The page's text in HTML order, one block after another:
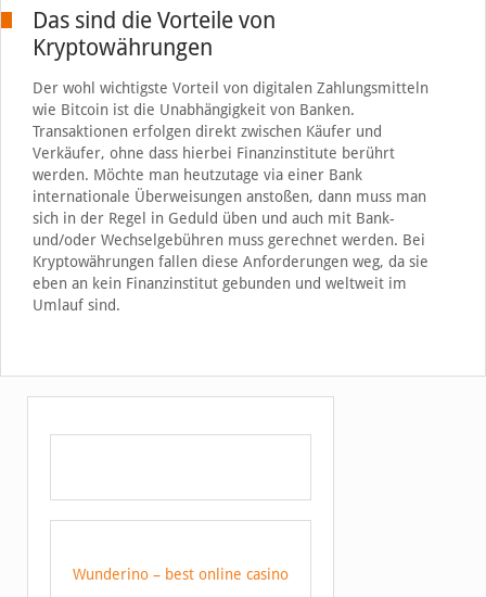
Das sind die Vorteile von
Kryptowährungen
Der wohl wichtigste Vorteil von digitalen Zahlungsmitteln
wie Bitcoin ist die Unabhängigkeit von Banken.
Transaktionen erfolgen direkt zwischen Käufer und
Verkäufer, ohne dass hierbei Finanzinstitute berührt
werden. Möchte man heutzutage via einer Bank
internationale Überweisungen anstoßen, dann muss man
sich in der Regel in Geduld üben und auch mit Bank-
und/oder Wechselgebühren muss gerechnet werden. Bei
Kryptowährungen fallen diese Anforderungen weg, da sie
eben an kein Finanzinstitut gebunden und weltweit im
Umlauf sind.
Wunderino – best online casino